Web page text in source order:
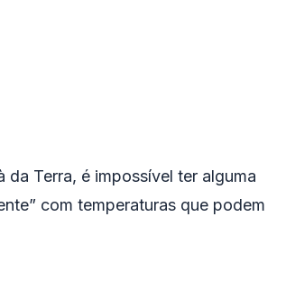
da Terra, é impossível ter alguma
com temperaturas que podem